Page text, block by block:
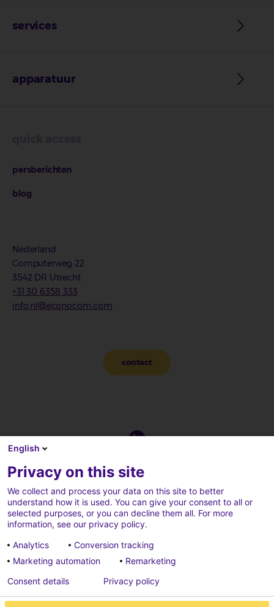
services
apparatuur
persberichten
blog
Nederland
Computerweg 22
3542 DR Utrecht
+31 30 6358 333
info.nl@econocom.com
contact
Privacy beleid Credits
English
Privacy on this site
We collect and process your data on this site to better
understand how it is used. You can give your consent to all or
selected purposes, or you can decline them all. For more
information, see our privacy policy.
Analytics
Conversion tracking
Marketing automation
Remarketing
Consent details Privacy policy